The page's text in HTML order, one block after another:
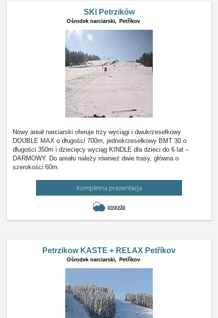
SKI Petrzików
Ośrodek narciarski, Petříkov
Nowy areał narciarski oferuje trzy wyciągi i dwukrzesełkowy
DOUBLE MAX o długości 700m, jednokrzesełkowy BMT 30 o
długości 350m i dziecięcy wyciąg KINDLE dla dzieci do 6 lat –
DARMOWY. Do areału należy również dwie trasy, główna o
szerokości 60m.
Kompletna prezentacja
pogoda
Petrzikow KASTE + RELAX Petříkov
Ośrodek narciarski, Petříkov